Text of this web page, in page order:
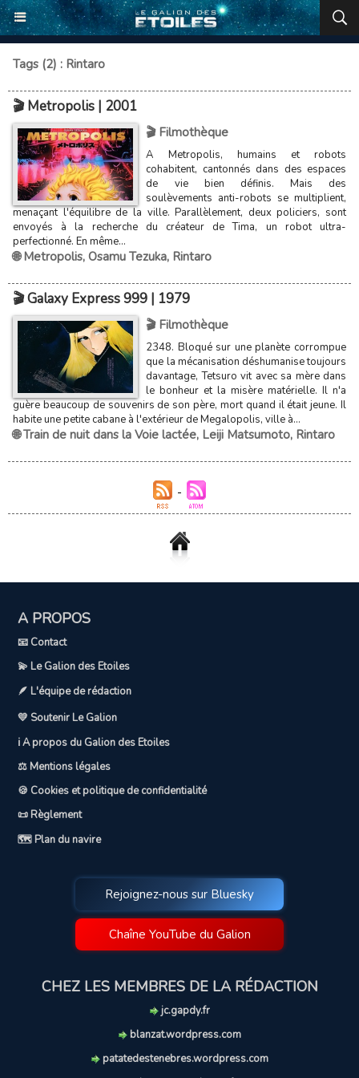
Tags (2) : Rintaro
🎬 Metropolis | 2001
🎬 Filmothèque
A Metropolis, humains et robots
cohabitent, cantonnés dans des espaces
de vie bien définis. Mais des
soulèvements anti-robots se multiplient,
menaçant l'équilibre de la ville. Parallèlement, deux policiers, sont
envoyés à la recherche du créateur de Tima, un robot ultra-
perfectionné. En même...
🌐 Metropolis, Osamu Tezuka, Rintaro
🎬 Galaxy Express 999 | 1979
🎬 Filmothèque
2348. Bloqué sur une planète corrompue
que la mécanisation déshumanise toujours
davantage, Tetsuro vit avec sa mère dans
le bonheur et la misère matérielle. Il n'a
guère beaucoup de souvenirs de son père, mort quand il était jeune. Il
habite une petite cabane à l'extérieur de Megalopolis, ville à...
🌐 Train de nuit dans la Voie lactée, Leiji Matsumoto, Rintaro
A PROPOS
📧 Contact
💫 Le Galion des Etoiles
🪶 L'équipe de rédaction
💛 Soutenir Le Galion
ℹ️ A propos du Galion des Etoiles
⚖️ Mentions légales
🍪 Cookies et politique de confidentialité
📜 Règlement
🗺️ Plan du navire
Rejoignez-nous sur Bluesky
Chaîne YouTube du Galion
CHEZ LES MEMBRES DE LA RÉDACTION
jc.gapdy.fr
blanzat.wordpress.com
patatedestenebres.wordpress.com